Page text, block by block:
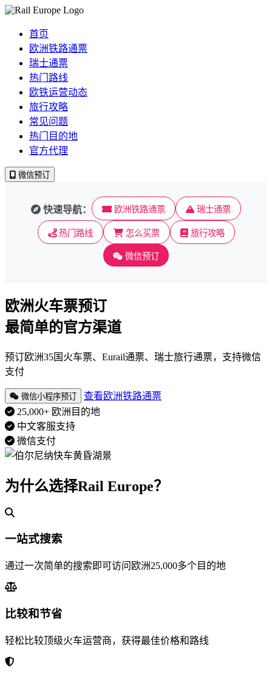
首页
欧洲铁路通票
瑞士通票
热门路线
欧铁运营动态
旅行攻略
常见问题
热门目的地
官方代理
微信预订
快速导航： 欧洲铁路通票 瑞士通票
热门路线 怎么买票 旅行攻略
微信预订
欧洲火车票预订
最简单的官方渠道
预订欧洲35国火车票、Eurail通票、瑞士旅行通票，支持微信
支付
微信小程序预订
查看欧洲铁路通票
25,000+ 欧洲目的地
中文客服支持
微信支付
为什么选择Rail Europe？
一站式搜索
通过一次简单的搜索即可访问欧洲25,000多个目的地
比较和节省
轻松比较顶级火车运营商，获得最佳价格和路线